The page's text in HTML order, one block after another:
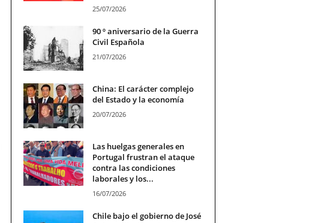
25/07/2026
90 º aniversario de la Guerra
Civil Española
21/07/2026
China: El carácter complejo
del Estado y la economía
20/07/2026
Las huelgas generales en
Portugal frustran el ataque
contra las condiciones
laborales y los...
16/07/2026
Chile bajo el gobierno de José